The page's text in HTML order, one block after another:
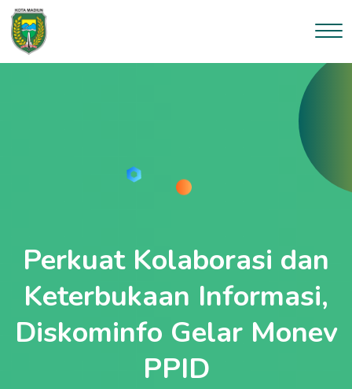
Perkuat Kolaborasi dan
Keterbukaan Informasi,
Diskominfo Gelar Monev
PPID